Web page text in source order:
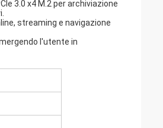
3.0 x4 M.2 per archiviazione
streaming e navigazione
l'utente in